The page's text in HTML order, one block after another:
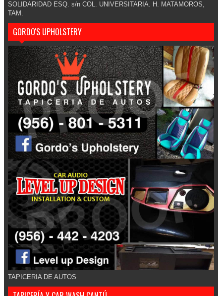
SOLIDARIDAD ESQ. s/n COL. UNIVERSITARIA. H. MATAMOROS,
TAM.
GORDO'S UPHOLSTERY
TAPICERIA DE AUTOS